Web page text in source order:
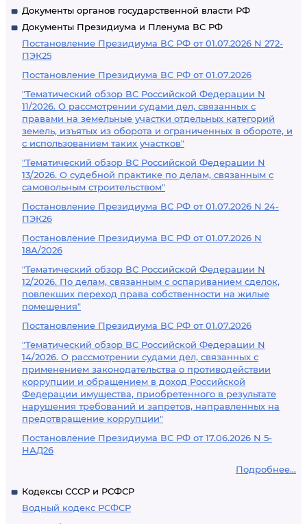
Документы органов государственной власти РФ
Документы Президиума и Пленума ВС РФ
Постановление Президиума ВС РФ от 01.07.2026 N 272-
ПЭК25
Постановление Президиума ВС РФ от 01.07.2026
"Тематический обзор ВС Российской Федерации N
11/2026. О рассмотрении судами дел, связанных с
правами на земельные участки отдельных категорий
земель, изъятых из оборота и ограниченных в обороте, и
с использованием таких участков"
"Тематический обзор ВС Российской Федерации N
13/2026. О судебной практике по делам, связанным с
самовольным строительством"
Постановление Президиума ВС РФ от 01.07.2026 N 24-
ПЭК26
Постановление Президиума ВС РФ от 01.07.2026 N
18А/2026
"Тематический обзор ВС Российской Федерации N
12/2026. По делам, связанным с оспариванием сделок,
повлекших переход права собственности на жилые
помещения"
Постановление Президиума ВС РФ от 01.07.2026
"Тематический обзор ВС Российской Федерации N
14/2026. О рассмотрении судами дел, связанных с
применением законодательства о противодействии
коррупции и обращением в доход Российской
Федерации имущества, приобретенного в результате
нарушения требований и запретов, направленных на
предотвращение коррупции"
Постановление Президиума ВС РФ от 17.06.2026 N 5-
НАД26
Подробнее...
Кодексы СССР и РСФСР
Водный кодекс РСФСР